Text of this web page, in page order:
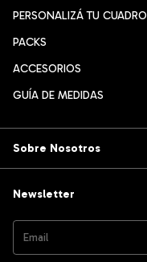
PERSONALIZÁ TU CUADRO
PACKS
ACCESORIOS
GUÍA DE MEDIDAS
Sobre Nosotros
Newsletter